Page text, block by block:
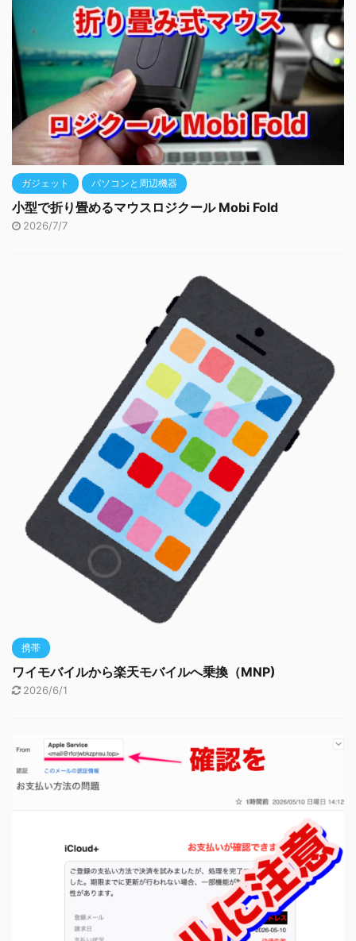
ガジェット パソコンと周辺機器
小型で折り畳めるマウスロジクール Mobi Fold
2026/7/7
携帯
ワイモバイルから楽天モバイルへ乗換（MNP)
2026/6/1